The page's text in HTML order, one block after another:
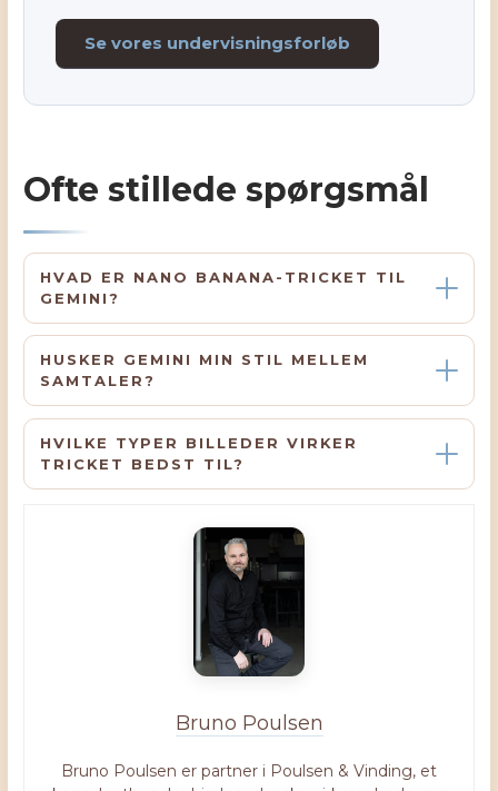
Se vores undervisningsforløb
Ofte stillede spørgsmål
HVAD ER NANO BANANA-TRICKET TIL
GEMINI?
HUSKER GEMINI MIN STIL MELLEM
SAMTALER?
HVILKE TYPER BILLEDER VIRKER
TRICKET BEDST TIL?
Bruno Poulsen
Bruno Poulsen er partner i Poulsen & Vinding, et